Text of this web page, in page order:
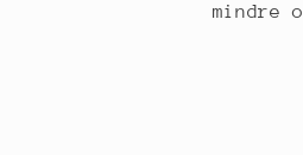
mindre